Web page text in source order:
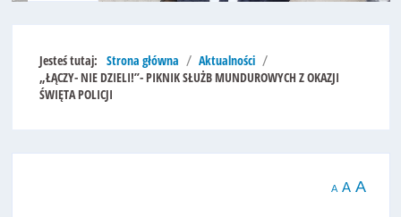
Jesteś tutaj: Strona główna
Aktualności
„ŁĄCZY- NIE DZIELI!”- PIKNIK SŁUŻB MUNDUROWYCH Z OKAZJI
ŚWIĘTA POLICJI
A A A